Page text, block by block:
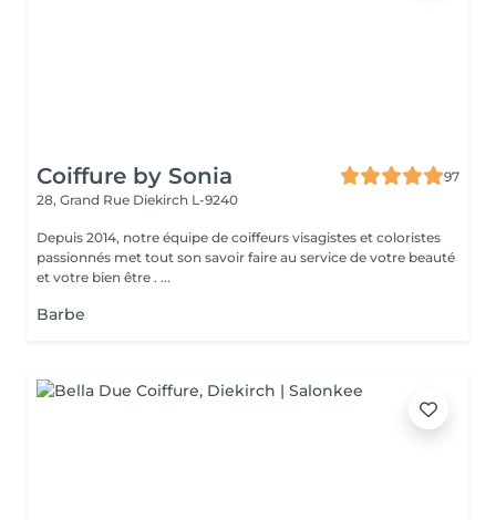
Coiffure by Sonia
97
28, Grand Rue Diekirch L-9240
Depuis 2014, notre équipe de coiffeurs visagistes et coloristes
passionnés met tout son savoir faire au service de votre beauté
et votre bien être . ...
Barbe